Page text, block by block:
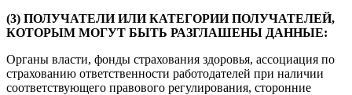
(3) ПОЛУЧАТЕЛИ ИЛИ КАТЕГОРИИ ПОЛУЧАТЕЛЕЙ,
КОТОРЫМ МОГУТ БЫТЬ РАЗГЛАШЕНЫ ДАННЫЕ:
Органы власти, фонды страхования здоровья, ассоциация по
страхованию ответственности работодателей при наличии
соответствующего правового регулирования, сторонние